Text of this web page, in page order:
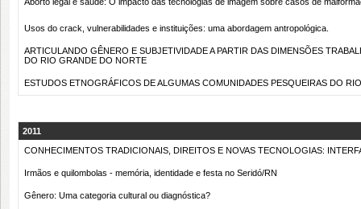
Usos do crack, vulnerabilidades e instituições: uma abordagem antropológica.
ARTICULANDO GÊNERO E SUBJETIVIDADE A PARTIR DAS DIMENSÕES
DO RIO GRANDE DO NORTE
ESTUDOS ETNOGRÁFICOS DE ALGUMAS COMUNIDADES PESQUEIRAS DO
2011
CONHECIMENTOS TRADICIONAIS, DIREITOS E NOVAS TECNOLOGIAS:
Irmãos e quilombolas - memória, identidade e festa no Seridó/RN
Gênero: Uma categoria cultural ou diagnóstica?